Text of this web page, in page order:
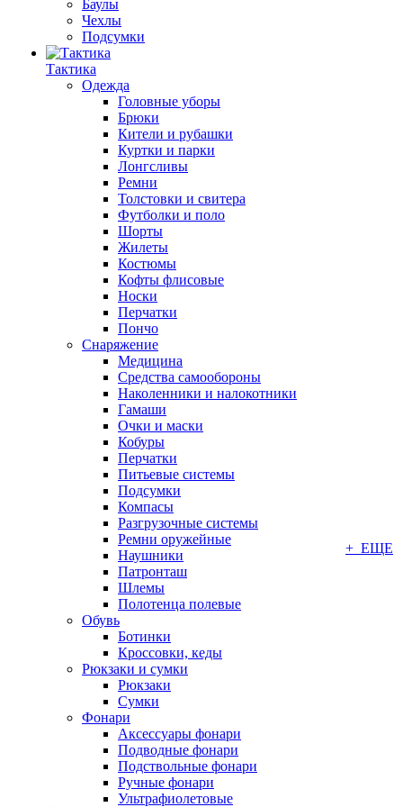
Баулы
Чехлы
Подсумки
Тактика
Одежда
Головные уборы
Брюки
Кители и рубашки
Куртки и парки
Лонгсливы
Ремни
Толстовки и свитера
Футболки и поло
Шорты
Жилеты
Костюмы
Кофты флисовые
Носки
Перчатки
Пончо
Снаряжение
Медицина
Средства самообороны
Наколенники и налокотники
Гамаши
Очки и маски
Кобуры
Перчатки
Питьевые системы
Подсумки
Компасы
Разгрузочные системы
Ремни оружейные
Наушники
Патронташ
Шлемы
Полотенца полевые
Обувь
Ботинки
Кроссовки, кеды
Рюкзаки и сумки
Рюкзаки
Сумки
Фонари
Аксессуары фонари
Подводные фонари
Подствольные фонари
Ручные фонари
Ультрафиолетовые
+ ЕЩЕ